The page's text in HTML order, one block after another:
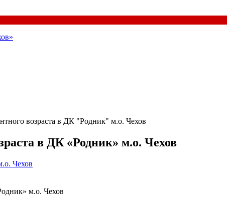
возраста в ДК "Родник" м.о. Чехов
в ДК «Родник» м.о. Чехов
Чехов
м.о. Чехов